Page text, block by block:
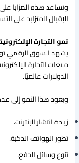
وتساعد هذه المزايا
الإقبال المتزايد على
نمو التجارة
يشهد السوق الرقمي
مبيعات التجارة
الدولارات عالميًا.
ويعود هذا النمو إلى
زيادة انتشار الإنترنت.
تطور الهواتف الذكية.
تنوع وسائل الدفع.